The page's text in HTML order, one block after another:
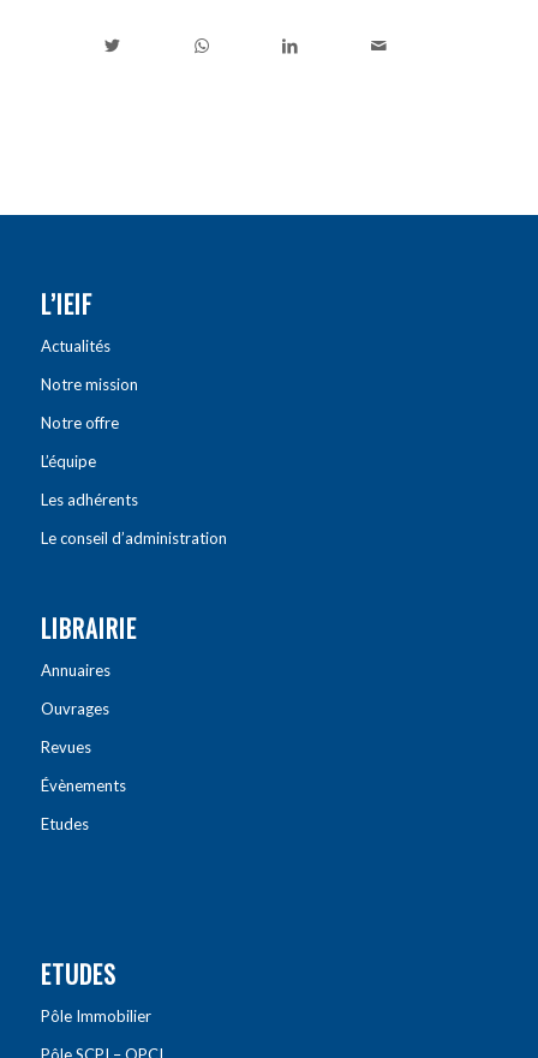
L’IEIF
Actualités
Notre mission
Notre offre
L’équipe
Les adhérents
Le conseil d’administration
LIBRAIRIE
Annuaires
Ouvrages
Revues
Évènements
Etudes
ETUDES
Pôle Immobilier
Pôle SCPI – OPCI